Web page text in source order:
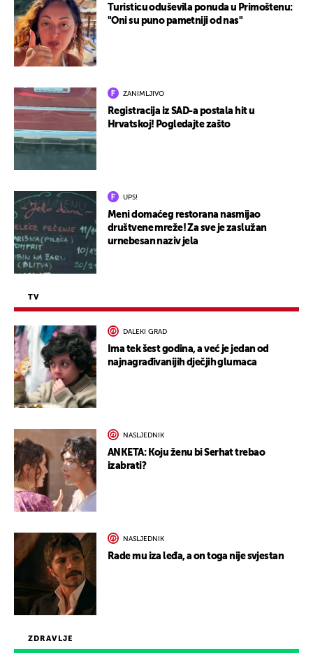
ZDRAVLJE
Turisticu oduševila ponuda u Primoštenu:
"Oni su puno pametniji od nas"
ZANIMLJIVO
Registracija iz SAD-a postala hit u
Hrvatskoj! Pogledajte zašto
UPS!
Meni domaćeg restorana nasmijao
društvene mreže! Za sve je zaslužan
urnebesan naziv jela
TV
DALEKI GRAD
Ima tek šest godina, a već je jedan od
najnagrađivanijih dječjih glumaca
NASLJEDNIK
ANKETA: Koju ženu bi Serhat trebao
izabrati?
NASLJEDNIK
Rade mu iza leđa, a on toga nije svjestan